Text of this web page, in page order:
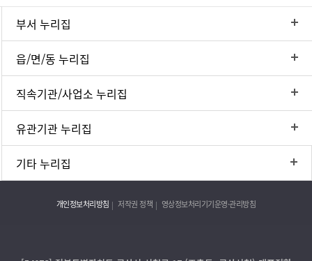
부서 누리집
읍/면/동 누리집
직속기관/사업소 누리집
유관기관 누리집
기타 누리집
개인정보처리방침 저작권 정책 영상정보처리기기운영·관리방침